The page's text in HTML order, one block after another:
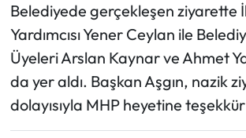
Belediyede gerçekleşen ziyarette
Yardımcısı Yener Ceylan ile
Üyeleri Arslan Kaynar ve Ahmet
da yer aldı. Başkan Aşgın, nazik
dolayısıyla MHP heyetine
Magazin
Mecitözü Haberleri
Oğuzlar Haberleri